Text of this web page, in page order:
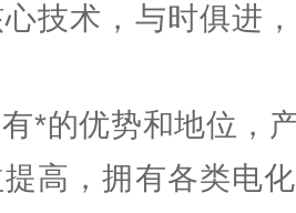
技术，与时俱进
*的优势和地位，
高，拥有各类电